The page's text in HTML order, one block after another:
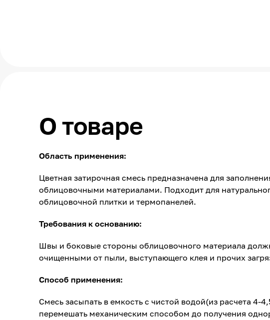
О товаре
Область применения:
Цветная затирочная смесь предназначена для
облицовочными материалами. Подходит для
облицовочной плитки и термопанелей.
Требования к основанию:
Швы и боковые стороны облицовочного материала
очищенными от пыли, выступающего клея и прочих
Способ применения:
Смесь засыпать в емкость с чистой водой(из расчета 4-
перемешать механическим способом до получения